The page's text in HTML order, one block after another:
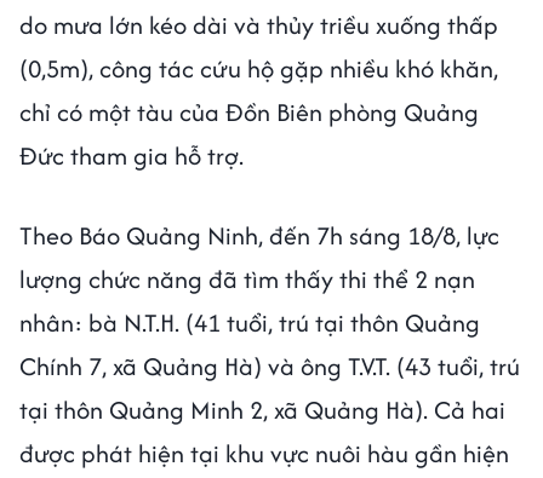
do mưa lớn kéo dài và thủy triều xuống thấp
(0,5m), công tác cứu hộ gặp nhiều khó khăn,
chỉ có một tàu của Đồn Biên phòng Quảng
Đức tham gia hỗ trợ.
Theo Báo Quảng Ninh, đến 7h sáng 18/8, lực
lượng chức năng đã tìm thấy thi thể 2 nạn
nhân: bà N.T.H. (41 tuổi, trú tại thôn Quảng
Chính 7, xã Quảng Hà) và ông T.V.T. (43 tuổi, trú
tại thôn Quảng Minh 2, xã Quảng Hà). Cả hai
được phát hiện tại khu vực nuôi hàu gần hiện